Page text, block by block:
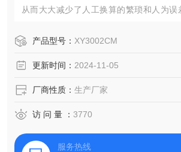
从而大大减少了人工换算的繁琐和人为误
求
产品型号： XY3002CM
更新时间： 2024-11-05
厂商性质： 生产厂家
访 问 量 ： 3770
服务热线